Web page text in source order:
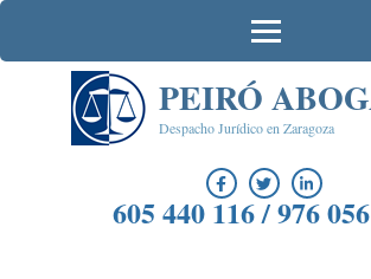
Saltar
contenido
PEIRÓ
Despacho Jurídico en Zaragoza
605 440 116 / 976